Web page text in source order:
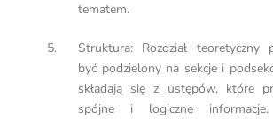
tematem.
Struktura: Rozdział teoretyczny
być podzielony na sekcje i
składają się z ustępów, które
spójne i logiczne